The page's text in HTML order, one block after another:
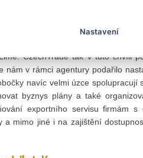
jednoduše více úspěšně
kanceláří zásadní. Na konci
CzechTrade tak v tuto chvíli
nám v rámci agentury podařilo
navíc velmi úzce spolupracují
byznys plány a také
exportního servisu firmám
a mimo jiné i na zajištění
Nastavení